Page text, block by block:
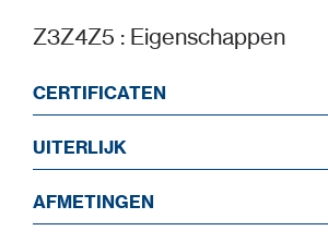
Z3Z4Z5 : Eigenschappen
CERTIFICATEN
UITERLIJK
AFMETINGEN